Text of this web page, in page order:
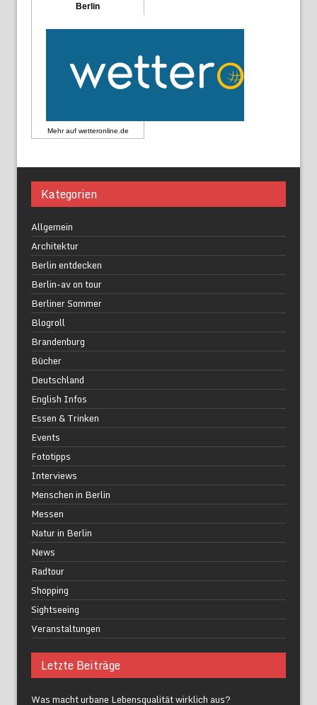
Berlin
Mehr auf wetteronline.de
Kategorien
Allgemein
Architektur
Berlin entdecken
Berlin-av on tour
Berliner Sommer
Blogroll
Brandenburg
Bücher
Deutschland
English Infos
Essen & Trinken
Events
Fototipps
Interviews
Menschen in Berlin
Messen
Natur in Berlin
News
Radtour
Shopping
Sightseeing
Veranstaltungen
Letzte Beiträge
Was macht urbane Lebensqualität wirklich aus?